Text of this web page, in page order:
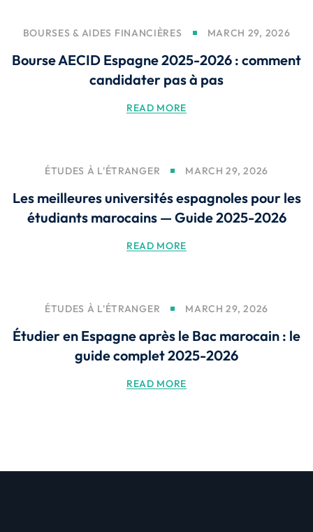
BOURSES & AIDES FINANCIÈRES MARCH 29, 2026
Bourse AECID Espagne 2025-2026 : comment
candidater pas à pas
READ MORE
ÉTUDES À L'ÉTRANGER MARCH 29, 2026
Les meilleures universités espagnoles pour les
étudiants marocains — Guide 2025-2026
READ MORE
ÉTUDES À L'ÉTRANGER MARCH 29, 2026
Étudier en Espagne après le Bac marocain : le
guide complet 2025-2026
READ MORE